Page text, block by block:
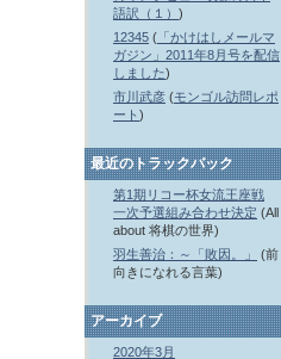
語訳（１） )
12345 ( 「かけはしメールマ
ガジン」2011年8月号を配信
しました)
市川武彦 (モンゴル訪問レポ
ート )
最近のトラックバック
第1期リコー杯女流王座戦
一次予選組み合わせ決定 (All
about 将棋の世界)
羽生善治：～「敗因。」
(前
向きになれる言葉)
アーカイブ
2020年3月